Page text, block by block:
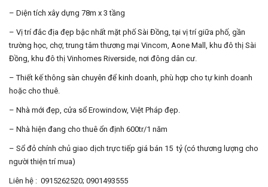
– Diện tích xây dựng 78m x 3 tầng
– Vị trí đắc địa đẹp bậc nhất mặt phố Sài Đồng, tại vị trí giữa phố, gần
trường học, chợ, trung tâm thương mại Vincom, Aone Mall, khu đô thị Sài
Đồng, khu đô thị Vinhomes Riverside, nơi đông dân cư.
– Thiết kế thông sàn chuyên để kinh doanh, phù hợp cho tự kinh doanh
hoặc cho thuê.
– Nhà mới đẹp, cửa sổ Erowindow, Việt Pháp đẹp.
– Nhà hiện đang cho thuê ổn định 600tr/1 năm
– Sổ đỏ chính chủ giao dịch trực tiếp giá bán 15 tỷ (có thương lượng cho
người thiện trí mua)
Liên hệ : 0915262520; 0901493555